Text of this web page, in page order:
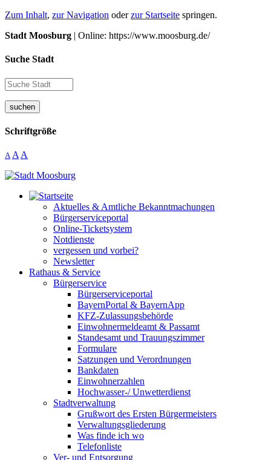
Zum Inhalt, zur Navigation oderzur Startseite springen.
Stadt Moosburg | Online: https://www.moosburg.de/
Suche Stadt
suchen
Schriftgröße
A A A
Aktuelles & Amtliche Bekanntmachungen
Bürgerserviceportal
Online-Ticketsystem
Notdienste
vergessen und vorbei?
Newsletter
Rathaus & Service
Bürgerservice
Bürgerserviceportal
BayernPortal & BayernApp
KFZ-Zulassungsbehörde
Einwohnermeldeamt & Passamt
Standesamt und Trauungszimmer
Formulare
Satzungen und Verordnungen
Bankdaten
Einwohnerzahlen
Hochwasser-/ Unwetterdienst
Stadtverwaltung
Grußwort des Ersten Bürgermeisters
Verwaltungsgliederung
Was finde ich wo
Telefonliste
Ver- und Entsorgung